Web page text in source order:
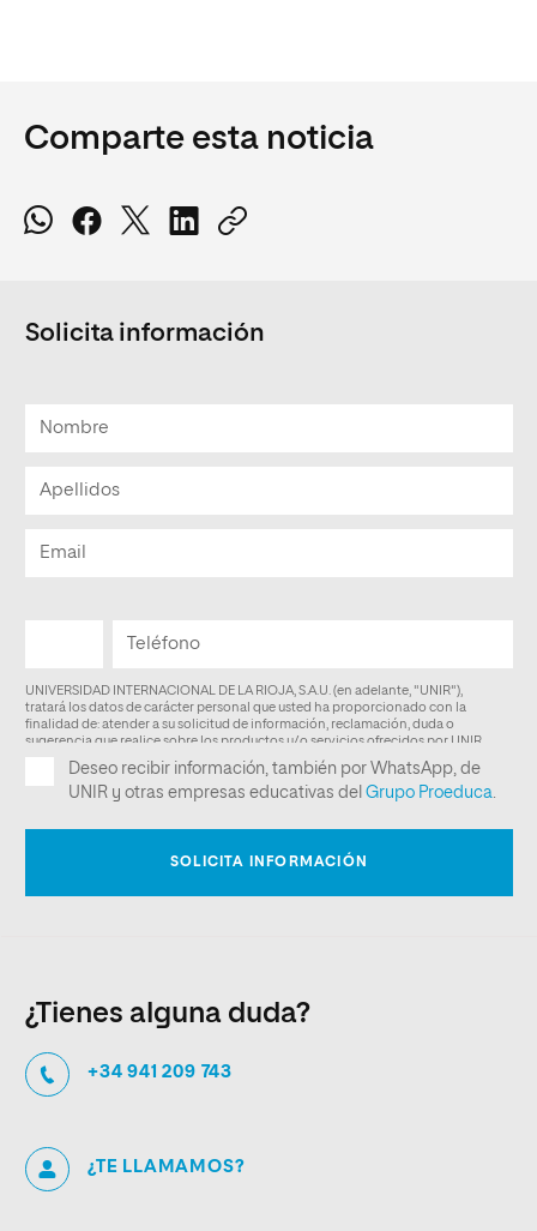
Comparte esta noticia
Solicita información
¿Tienes alguna duda?
+34 941 209 743
¿TE LLAMAMOS?